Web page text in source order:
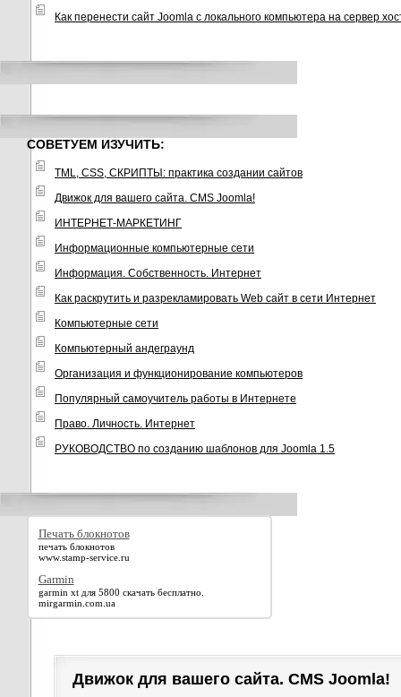
Как перенести сайт Joomla с локального компьютера на сервер
СОВЕТУЕМ ИЗУЧИТЬ:
TML, CSS, СКРИПТЫ: практика создании сайтов
Движок для вашего сайта. CMS Joomla!
ИНТЕРНЕТ-МАРКЕТИНГ
Информационные компьютерные сети
Информация. Собственность. Интернет
Как раскрутить и разрекламировать Web сайт в сети Интернет
Компьютерные сети
Компьютерный андеграунд
Организация и функционирование компьютеров
Популярный самоучитель работы в Интернете
Право. Личность. Интернет
РУКОВОДСТВО по созданию шаблонов для Joomla 1.5
Печать блокнотов
печать блокнотов
www.stamp-service.ru
Garmin
garmin xt для 5800 скачать бесплатно.
mirgarmin.com.ua
Движок для вашего сайта. CMS Joomla!